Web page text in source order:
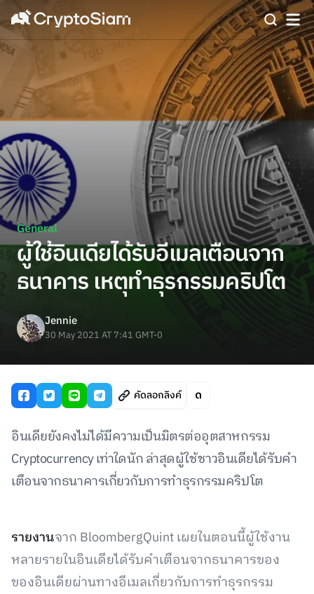
General
ผู้ใช้อินเดียได้รับอีเมลเตือนจาก
ธนาคาร เหตุทำธุรกรรมคริปโต
Jennie
30 May 2021 AT 7:41 GMT-0
คัดลอกลิงค์
อินเดียยังคงไม่ได้มีความเป็นมิตรต่ออุตสาหกรรม
Cryptocurrency เท่าใดนัก ล่าสุดผู้ใช้ชาวอินเดียได้รับคำ
เตือนจากธนาคารเกี่ยวกับการทำธุรกรรมคริปโต
รายงานจาก BloombergQuint เผยในตอนนี้ผู้ใช้งาน
หลายรายในอินเดียได้รับคำเตือนจากธนาคารของ
ของอินเดียผ่านทางอีเมลเกี่ยวกับการทำธุรกรรม